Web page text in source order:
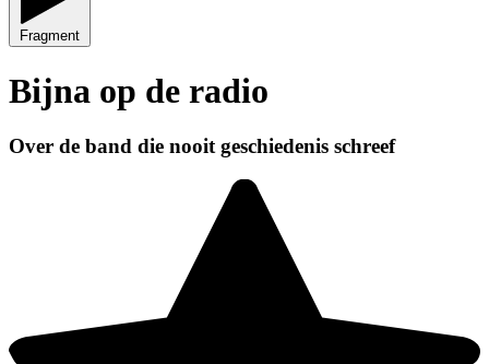
Fragment
Bijna op de radio
Over de band die nooit geschiedenis schreef